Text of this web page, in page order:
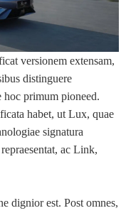
versionem extensam,
distinguere
hoc primum pioneed.
habet, ut Lux, quae
signatura
ac Link,
dignior est. Post omnes,